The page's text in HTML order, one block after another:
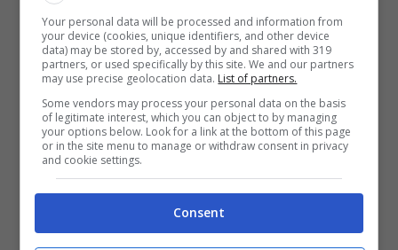
Articoli recenti
Assicurazione auto: ecco le
garanzie accessorie più
richieste dagli italiani
Test Visivo: Quanti Cani
vedi nella foto? Hai 30
secondi per essere un
genio!
Batterie al sale marino: 4
volte la capacità di quelle al
litio
Your personal data will be processed and information from
your device (cookies, unique identifiers, and other device
data) may be stored by, accessed by and shared with 319
partners, or used specifically by this site. We and our partners
may use precise geolocation data. List of partners.
Some vendors may process your personal data on the basis
of legitimate interest, which you can object to by managing
your options below. Look for a link at the bottom of this page
or in the site menu to manage or withdraw consent in privacy
and cookie settings.
Consent